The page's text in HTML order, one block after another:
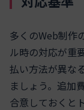
多くのWeb制作
ル時の対応が重
払い方法が異な
ましょう。追加
合意しておくと